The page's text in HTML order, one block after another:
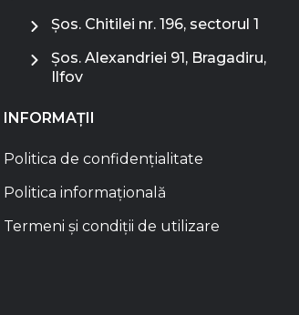
Șos. Chitilei nr. 196, sectorul 1
Șos. Alexandriei 91, Bragadiru,
Ilfov
INFORMAȚII
Politica de confidențialitate
Politica informațională
Termeni și condiții de utilizare